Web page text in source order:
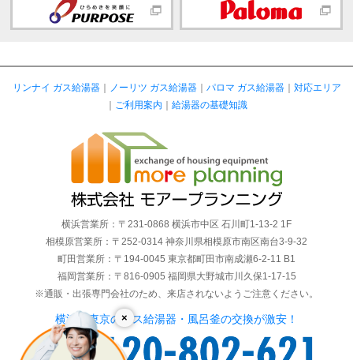
×
リンナイ ガス給湯器｜ ノーリツ ガス給湯器｜ パロマ ガス給湯器｜ 対応エリア
｜ ご利用案内 ｜ 給湯器の基礎知識
横浜営業所：〒231-0868 横浜市中区 石川町1-13-2 1F
相模原営業所：〒252-0314 神奈川県相模原市南区南台3-9-32
町田営業所：〒194-0045 東京都町田市南成瀬6-2-11 B1
福岡営業所：〒816-0905 福岡県大野城市川久保1-17-15
※通販・出張専門会社のため、来店されないようご注意ください。
横浜・東京のガス給湯器・風呂釜の交換が激安！